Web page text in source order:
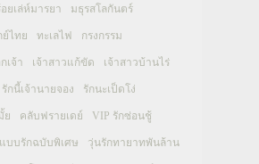
อยเล่ห์มารยา มธุรสโลกันตร์
ไทย ทะเลไฟ กรงกรรม
เจ้า เจ้าสาวแก้ขัด เจ้าสาวบ้านไร่
รักนี้เจ้านายจอง รักนะเป็ดโง่
ย คลับฟรายเดย์ VIP รักซ่อนชู้
บบรักฉบับพิเศษ วุ่นรักทายาทพันล้าน